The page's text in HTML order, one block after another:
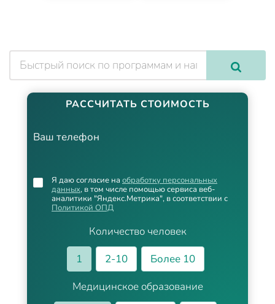
РАССЧИТАТЬ СТОИМОСТЬ
Ваш телефон
Количество человек
1
2-10
Более 10
Медицинское образование
Я даю согласие на обработку персональных
данных, в том числе помощью сервиса веб-
аналитики "Яндекс.Метрика", в соответствии с
Политикой ОПД